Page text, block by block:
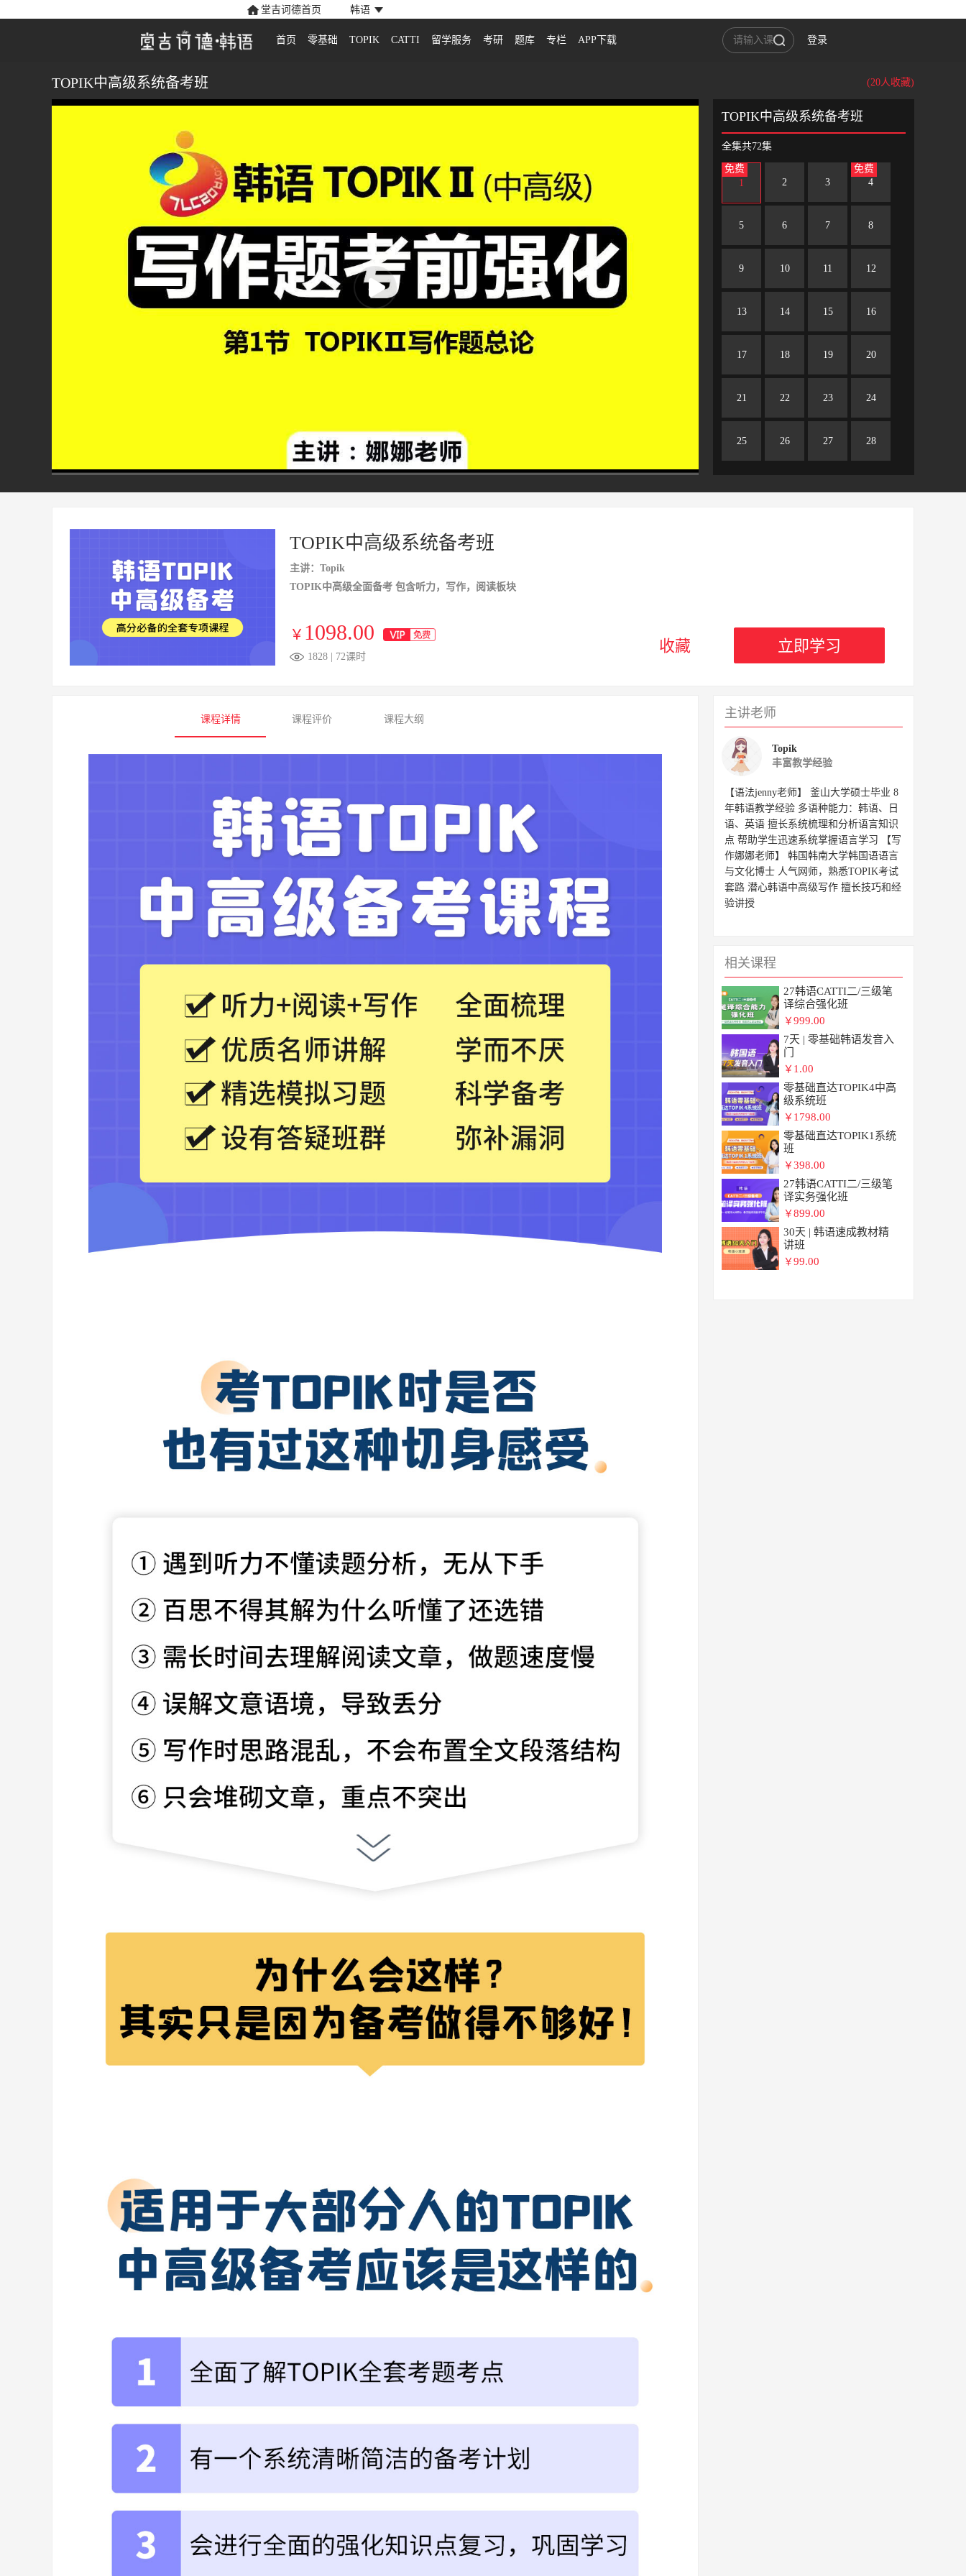
堂吉诃德首页 韩语
首页 零基础 TOPIK CATTI 留学服务 考研 题库 专栏 APP下载 登录
TOPIK中高级系统备考班 (20人收藏)
00:00 / 16:14 高清 1x
TOPIK中高级系统备考班
全集共72集
免费
1
2 3
免费
4
5 6 7 8
9 10 11 12
13 14 15 16
17 18 19 20
21 22 23 24
25 26 27 28
53
免费
54
57 58 59 60
61 62 63 64
65 66 67 68
TOPIK中高级系统备考班
主讲：Topik
TOPIK中高级全面备考 包含听力，写作，阅读板块
￥ 1098.00
1828 | 72课时
收藏 立即学习
课程详情 课程评价 课程大纲 主讲老师
Topik
丰富教学经验
【语法jenny老师】 釜山大学硕士毕业 8
年韩语教学经验 多语种能力：韩语、日
语、英语 擅长系统梳理和分析语言知识
点 帮助学生迅速系统掌握语言学习 【写
作娜娜老师】 韩国韩南大学韩国语语言
与文化博士 人气网师，熟悉TOPIK考试
套路 潜心韩语中高级写作 擅长技巧和经
验讲授
相关课程
27韩语CATTI二/三级笔
译综合强化班
￥999.00
7天 | 零基础韩语发音入
门
￥ 1.00
零基础直达TOPIK4中高
级系统班
￥ 1798.00
零基础直达TOPIK1系统
班
￥398.00
27韩语CATTI二/三级笔
译实务强化班
￥899.00
30天 | 韩语速成教材精
讲班
￥99.00